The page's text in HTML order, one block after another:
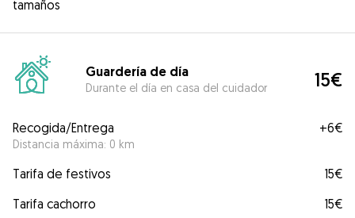
tamaños
Guardería de día
Durante el día en casa del cuidador 15€
Recogida/Entrega
Distancia máxima: 0 km
+6€
Tarifa de festivos
15€
Tarifa cachorro
15€